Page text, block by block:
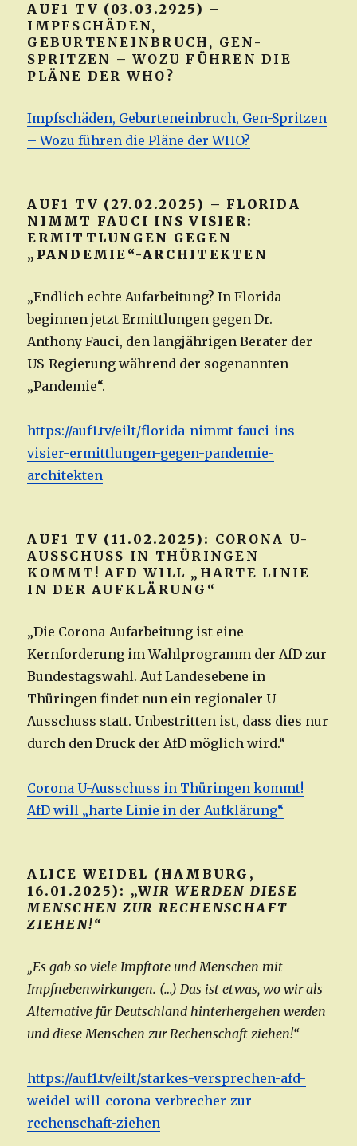
AUF1 TV (03.03.2925) –
IMPFSCHÄDEN,
GEBURTENEINBRUCH, GEN-
SPRITZEN – WOZU FÜHREN DIE
PLÄNE DER WHO?
Impfschäden, Geburteneinbruch, Gen-Spritzen
– Wozu führen die Pläne der WHO?
AUF1 TV (27.02.2025) – FLORIDA
NIMMT FAUCI INS VISIER:
ERMITTLUNGEN GEGEN
„PANDEMIE“-ARCHITEKTEN
„Endlich echte Aufarbeitung? In Florida
beginnen jetzt Ermittlungen gegen Dr.
Anthony Fauci, den langjährigen Berater der
US-Regierung während der sogenannten
„Pandemie“.
https://auf1.tv/eilt/florida-nimmt-fauci-ins-
visier-ermittlungen-gegen-pandemie-
architekten
AUF1 TV (11.02.2025): CORONA U-
AUSSCHUSS IN THÜRINGEN
KOMMT! AFD WILL „HARTE LINIE
IN DER AUFKLÄRUNG“
„Die Corona-Aufarbeitung ist eine
Kernforderung im Wahlprogramm der AfD zur
Bundestagswahl. Auf Landesebene in
Thüringen findet nun ein regionaler U-
Ausschuss statt. Unbestritten ist, dass dies nur
durch den Druck der AfD möglich wird.“
Corona U-Ausschuss in Thüringen kommt!
AfD will „harte Linie in der Aufklärung“
ALICE WEIDEL (HAMBURG,
16.01.2025): „WIR WERDEN DIESE
MENSCHEN ZUR RECHENSCHAFT
ZIEHEN!“
„Es gab so viele Impftote und Menschen mit
Impfnebenwirkungen. (…) Das ist etwas, wo wir als
Alternative für Deutschland hinterhergehen werden
und diese Menschen zur Rechenschaft ziehen!“
https://auf1.tv/eilt/starkes-versprechen-afd-
weidel-will-corona-verbrecher-zur-
rechenschaft-ziehen